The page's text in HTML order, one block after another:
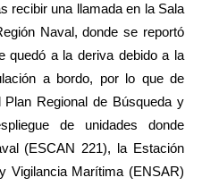
recibir una llamada en la Sala
Naval, donde se reportó
quedó a la deriva debido a la
a bordo, por lo que de
Regional de Búsqueda y
de unidades donde
(ESCAN 221), la Estación
Vigilancia Marítima (ENSAR)